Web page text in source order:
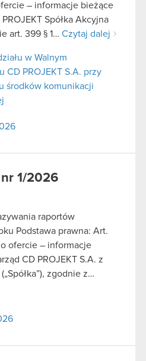
– informacje bieżące
Spółka Akcyjna
art. 399 § 1… Czytaj dalej
w Walnym
CD PROJEKT S.A. przy
środków komunikacji
1/2026
raportów
Podstawa prawna: Art.
ofercie – informacje
CD PROJEKT S.A. z
zgodnie z…